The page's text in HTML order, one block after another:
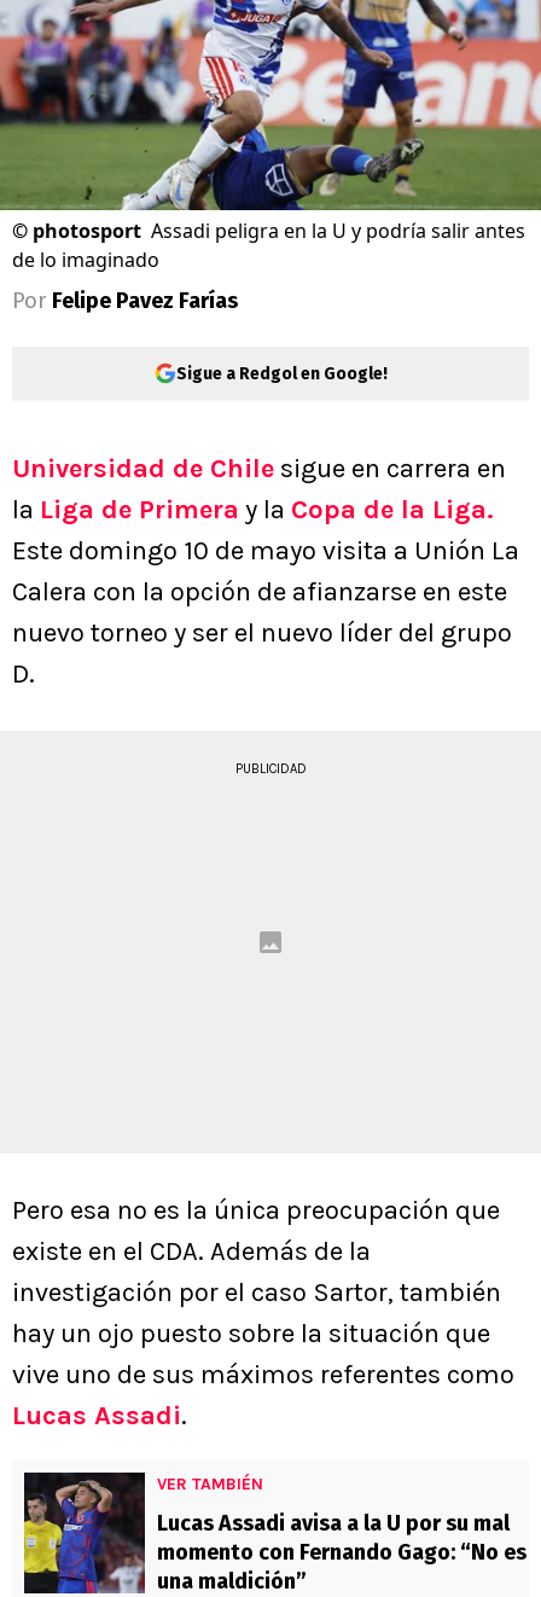
© photosport Assadi peligra en la U y podría salir antes
de lo imaginado
Por Felipe Pavez Farías
Sigue a Redgol en Google!
Universidad de Chile sigue en carrera en
la Liga de Primera y la Copa de la Liga.
Este domingo 10 de mayo visita a Unión La
Calera con la opción de afianzarse en este
nuevo torneo y ser el nuevo líder del grupo
D.
PUBLICIDAD
Pero esa no es la única preocupación que
existe en el CDA. Además de la
investigación por el caso Sartor, también
hay un ojo puesto sobre la situación que
vive uno de sus máximos referentes como
Lucas Assadi.
VER TAMBIÉN
Lucas Assadi avisa a la U por su mal
momento con Fernando Gago: “No es
una maldición”